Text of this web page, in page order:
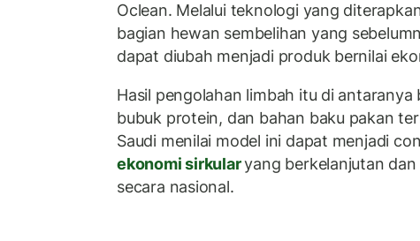
Oclean. Melalui teknologi yang
bagian hewan sembelihan yang
dapat diubah menjadi produk bernilai
Hasil pengolahan limbah itu di antaranya
bubuk protein, dan bahan baku pakan
Saudi menilai model ini dapat menjadi
ekonomi sirkularyang berkelanjutan
secara nasional.